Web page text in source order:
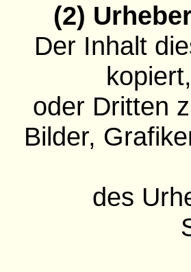
(2)
Der Inhalt
oder Dritten
Bilder,
des